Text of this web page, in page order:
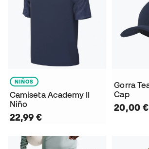
NIÑOS
Camiseta Academy II
Niño
22,99 €
Gorra
Cap
20,00 €